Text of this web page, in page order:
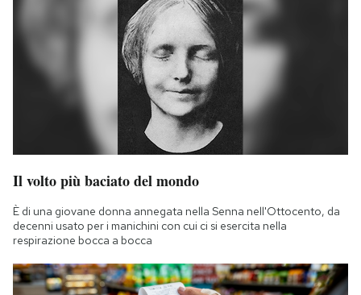
Il volto più baciato del mondo
È di una giovane donna annegata nella Senna nell'Ottocento, da
decenni usato per i manichini con cui ci si esercita nella
respirazione bocca a bocca